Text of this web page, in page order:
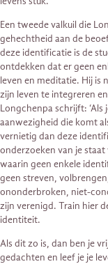
Een tweede valkuil die
gehechtheid aan de
deze identificatie is de
ontdekken dat er geen
leven en meditatie. Hij is
zijn leven te integreren
Longchenpa schrijft:
aanwezigheid die komt
vernietig dan deze
onderzoeken van je
waarin geen enkele
geen streven,
ononderbroken, niet-
zijn verenigd. Train hier
identiteit.
Als dit zo is, dan ben je
gedachten en leef je je